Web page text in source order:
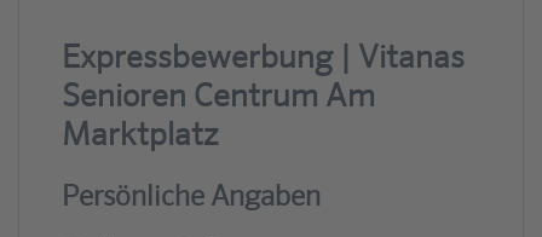
Expressbewerbung | Vitanas
Senioren Centrum Am
Marktplatz
Persönliche Angaben